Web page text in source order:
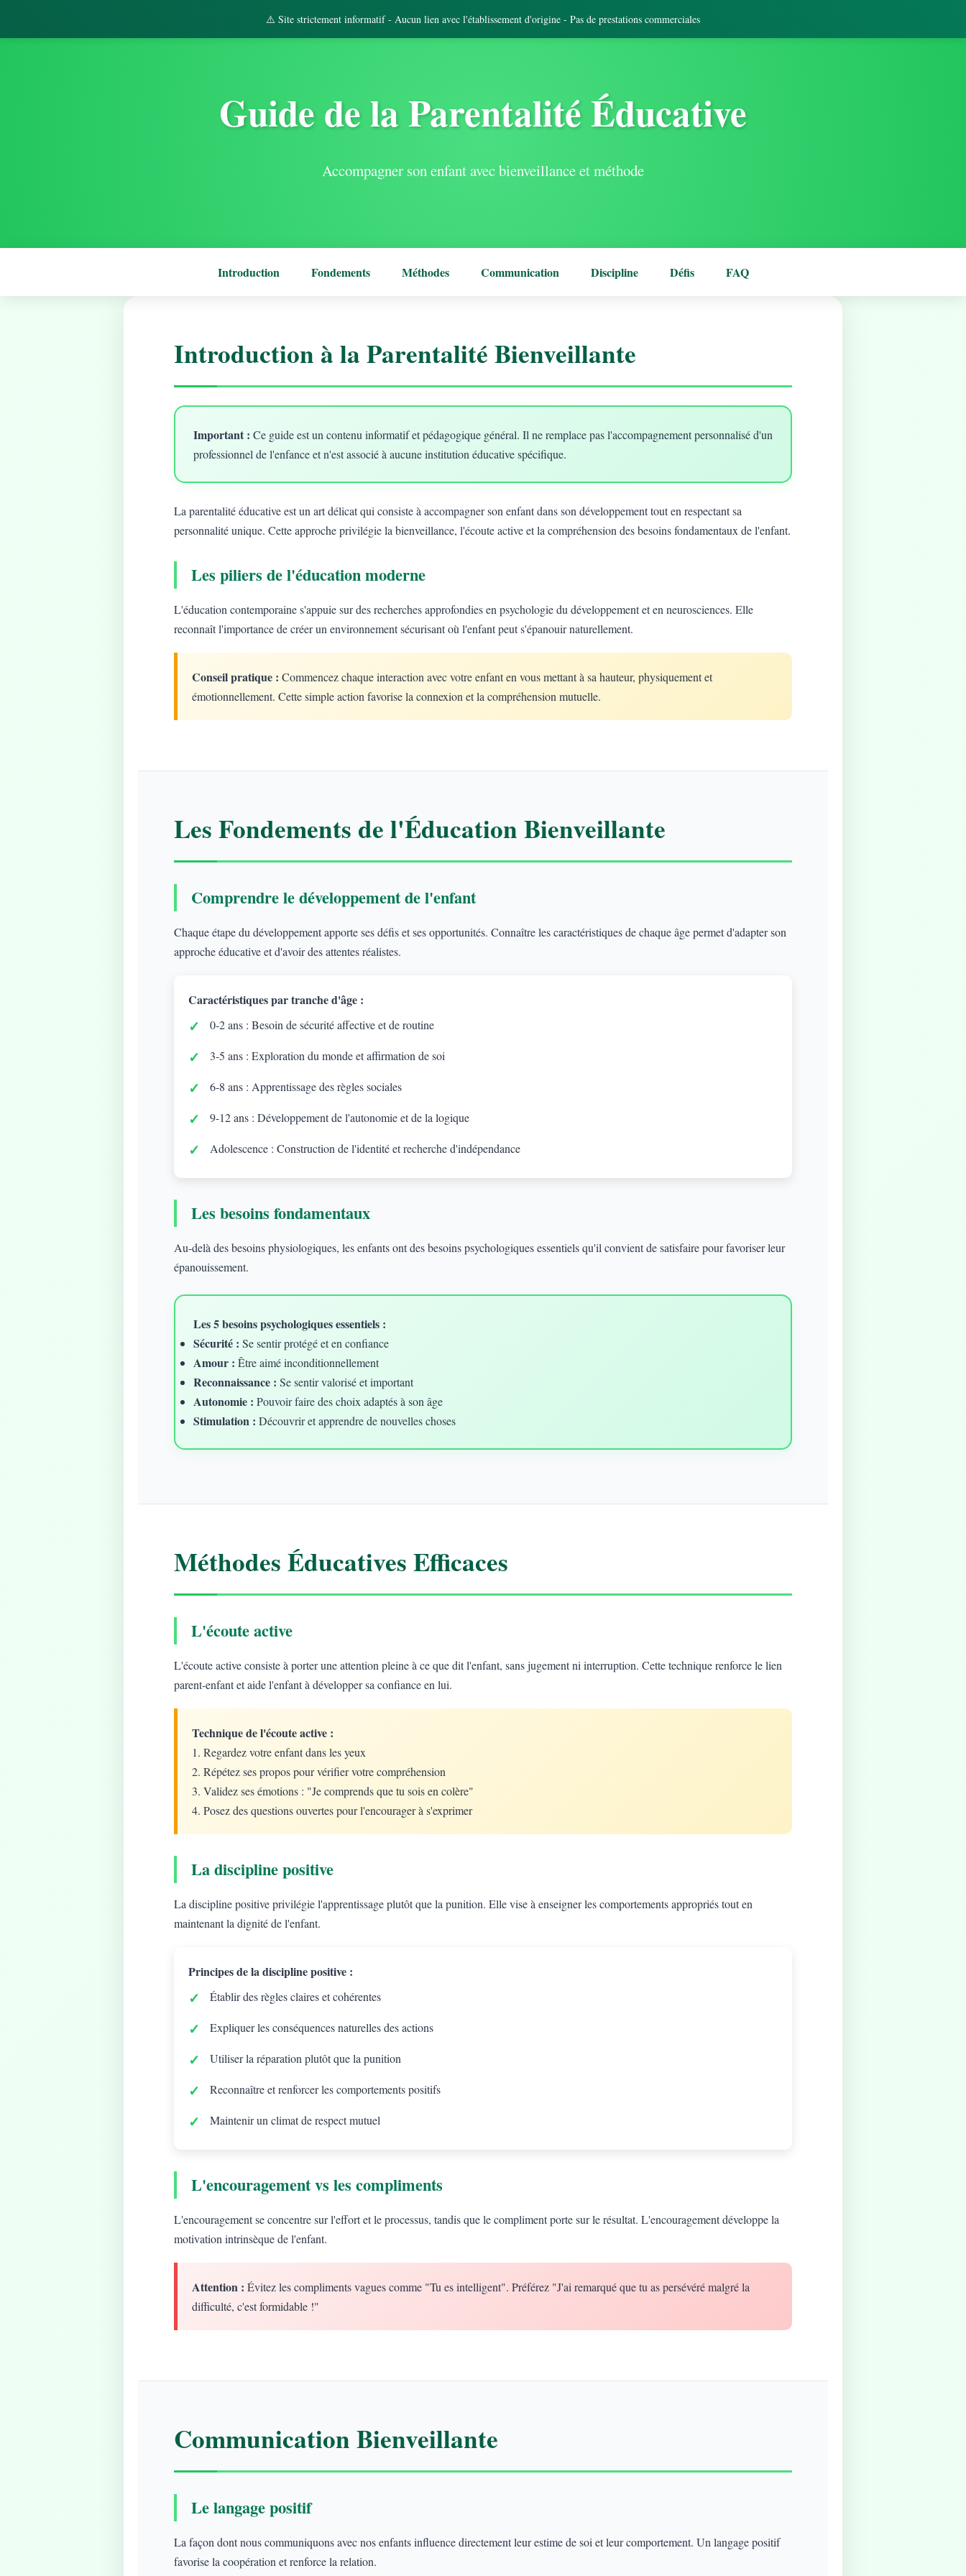
⚠️ Site strictement informatif - Aucun lien avec l'établissement d'origine - Pas de prestations commerciales
Guide de la Parentalité Éducative
Accompagner son enfant avec bienveillance et méthode
Introduction Fondements Méthodes Communication Discipline Défis FAQ
Introduction à la Parentalité Bienveillante
Important : Ce guide est un contenu informatif et pédagogique général. Il ne remplace pas l'accompagnement personnalisé d'un
professionnel de l'enfance et n'est associé à aucune institution éducative spécifique.
La parentalité éducative est un art délicat qui consiste à accompagner son enfant dans son développement tout en respectant sa
personnalité unique. Cette approche privilégie la bienveillance, l'écoute active et la compréhension des besoins fondamentaux de l'enfant.
Les piliers de l'éducation moderne
L'éducation contemporaine s'appuie sur des recherches approfondies en psychologie du développement et en neurosciences. Elle
reconnaît l'importance de créer un environnement sécurisant où l'enfant peut s'épanouir naturellement.
Conseil pratique : Commencez chaque interaction avec votre enfant en vous mettant à sa hauteur, physiquement et
émotionnellement. Cette simple action favorise la connexion et la compréhension mutuelle.
Les Fondements de l'Éducation Bienveillante
Comprendre le développement de l'enfant
Chaque étape du développement apporte ses défis et ses opportunités. Connaître les caractéristiques de chaque âge permet d'adapter son
approche éducative et d'avoir des attentes réalistes.
Caractéristiques par tranche d'âge :
0-2 ans : Besoin de sécurité affective et de routine
3-5 ans : Exploration du monde et affirmation de soi
6-8 ans : Apprentissage des règles sociales
9-12 ans : Développement de l'autonomie et de la logique
Adolescence : Construction de l'identité et recherche d'indépendance
Les besoins fondamentaux
Au-delà des besoins physiologiques, les enfants ont des besoins psychologiques essentiels qu'il convient de satisfaire pour favoriser leur
épanouissement.
Les 5 besoins psychologiques essentiels :
Sécurité : Se sentir protégé et en confiance
Amour : Être aimé inconditionnellement
Reconnaissance : Se sentir valorisé et important
Autonomie : Pouvoir faire des choix adaptés à son âge
Stimulation : Découvrir et apprendre de nouvelles choses
Méthodes Éducatives Efficaces
L'écoute active
L'écoute active consiste à porter une attention pleine à ce que dit l'enfant, sans jugement ni interruption. Cette technique renforce le lien
parent-enfant et aide l'enfant à développer sa confiance en lui.
Technique de l'écoute active :
1. Regardez votre enfant dans les yeux
2. Répétez ses propos pour vérifier votre compréhension
3. Validez ses émotions : "Je comprends que tu sois en colère"
4. Posez des questions ouvertes pour l'encourager à s'exprimer
La discipline positive
La discipline positive privilégie l'apprentissage plutôt que la punition. Elle vise à enseigner les comportements appropriés tout en
maintenant la dignité de l'enfant.
Principes de la discipline positive :
Établir des règles claires et cohérentes
Expliquer les conséquences naturelles des actions
Utiliser la réparation plutôt que la punition
Reconnaître et renforcer les comportements positifs
Maintenir un climat de respect mutuel
L'encouragement vs les compliments
L'encouragement se concentre sur l'effort et le processus, tandis que le compliment porte sur le résultat. L'encouragement développe la
motivation intrinsèque de l'enfant.
Attention : Évitez les compliments vagues comme "Tu es intelligent". Préférez "J'ai remarqué que tu as persévéré malgré la
difficulté, c'est formidable !"
Communication Bienveillante
Le langage positif
La façon dont nous communiquons avec nos enfants influence directement leur estime de soi et leur comportement. Un langage positif
favorise la coopération et renforce la relation.